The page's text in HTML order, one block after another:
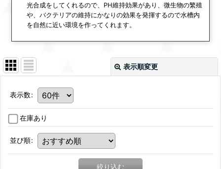
光合成をしてくれるので、PH維持効果があり、微生物の繁殖
や、バクテリアの維持にかなりの効果を発揮するので水槽内
を自然に近い環境を作ってくれます。
表示順変更
表示数:
在庫あり
並び順:
絞り込む